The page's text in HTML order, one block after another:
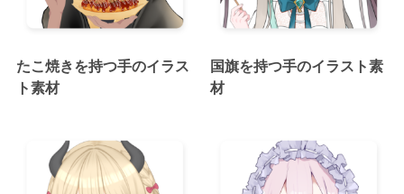
たこ焼きを持つ手のイラス
ト素材
国旗を持つ手のイラスト素
材